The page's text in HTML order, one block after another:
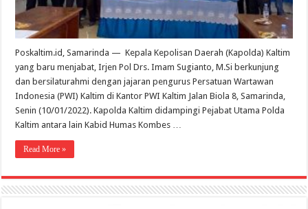
Poskaltim.id, Samarinda — Kepala Kepolisan Daerah (Kapolda) Kaltim
yang baru menjabat, Irjen Pol Drs. Imam Sugianto, M.Si berkunjung
dan bersilaturahmi dengan jajaran pengurus Persatuan Wartawan
Indonesia (PWI) Kaltim di Kantor PWI Kaltim Jalan Biola 8, Samarinda,
Senin (10/01/2022). Kapolda Kaltim didampingi Pejabat Utama Polda
Kaltim antara lain Kabid Humas Kombes …
Read More »